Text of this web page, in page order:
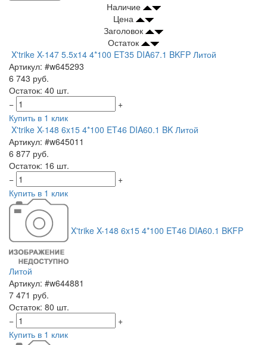
Наличие
Цена
Заголовок
Остаток
X'trike X-147 5.5x14 4*100 ET35 DIA67.1 BKFP Литой
Артикул: #w645293
6 743 руб.
Остаток: 40 шт.
−
+
Купить в 1 клик
X'trike X-148 6x15 4*100 ET46 DIA60.1 BK Литой
Артикул: #w645011
6 877 руб.
Остаток: 16 шт.
−
+
Купить в 1 клик
X'trike X-148 6x15 4*100 ET46 DIA60.1 BKFP
Литой
Артикул: #w644881
7 471 руб.
Остаток: 80 шт.
−
+
Купить в 1 клик